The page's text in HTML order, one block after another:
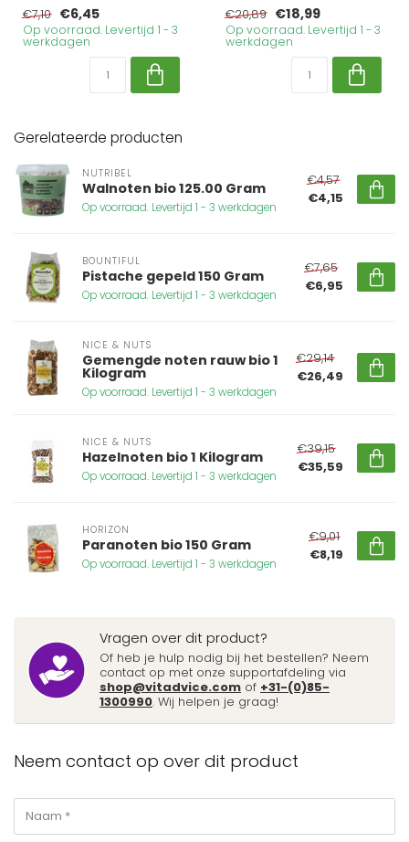
€7,10 €6,45
Op voorraad. Levertijd 1 - 3
werkdagen
€20,89 €18,99
Op voorraad. Levertijd 1 - 3
werkdagen
Gerelateerde producten
NUTRIBEL
Walnoten bio 125.00 Gram
Op voorraad. Levertijd 1 - 3 werkdagen
€4,57
€4,15
BOUNTIFUL
Pistache gepeld 150 Gram
Op voorraad. Levertijd 1 - 3 werkdagen
€7,65
€6,95
NICE & NUTS
Gemengde noten rauw bio 1
Kilogram
Op voorraad. Levertijd 1 - 3 werkdagen
€29,14
€26,49
NICE & NUTS
Hazelnoten bio 1 Kilogram
Op voorraad. Levertijd 1 - 3 werkdagen
€39,15
€35,59
HORIZON
Paranoten bio 150 Gram
Op voorraad. Levertijd 1 - 3 werkdagen
€9,01
€8,19
Vragen over dit product?
Of heb je hulp nodig bij het bestellen? Neem
contact op met onze supportafdeling via
shop@vitadvice.com of +31-(0)85-
1300990. Wij helpen je graag!
Neem contact op over dit product